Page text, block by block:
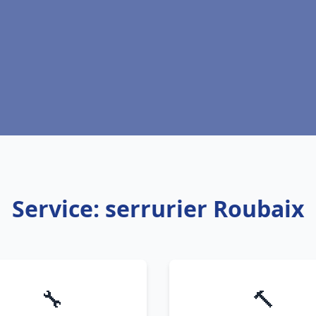
Service: serrurier Roubaix
🔧 🔨